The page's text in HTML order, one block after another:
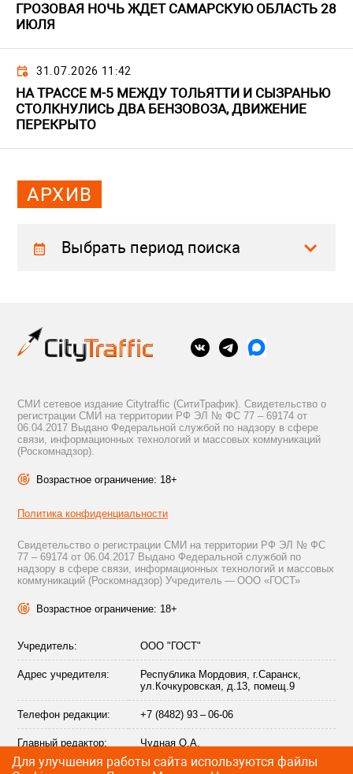
ГРОЗОВАЯ НОЧЬ ЖДЕТ САМАРСКУЮ ОБЛАСТЬ 28
ИЮЛЯ
31.07.2026 11:42
НА ТРАССЕ М-5 МЕЖДУ ТОЛЬЯТТИ И СЫЗРАНЬЮ
СТОЛКНУЛИСЬ ДВА БЕНЗОВОЗА, ДВИЖЕНИЕ
ПЕРЕКРЫТО
АРХИВ
Выбрать период поиска
СМИ сетевое издание Citytraffic (СитиТрафик). Свидетельство о
регистрации СМИ на территории РФ ЭЛ № ФС 77 – 69174 от
06.04.2017 Выдано Федеральной службой по надзору в сфере
связи, информационных технологий и массовых коммуникаций
(Роскомнадзор).
Возрастное ограничение: 18+
Политика конфиденциальности
Свидетельство о регистрации СМИ на территории РФ ЭЛ № ФС
77 – 69174 от 06.04.2017 Выдано Федеральной службой по
надзору в сфере связи, информационных технологий и массовых
коммуникаций (Роскомнадзор) Учредитель — ООО «ГОСТ»
Возрастное ограничение: 18+
Учредитель: ООО "ГОСТ"
Адрес учредителя:
Республика Мордовия, г.Саранск,
ул.Кочкуровская, д.13, помещ.9
Телефон редакции: +7 (8482) 93 – 06-06
Главный редактор: Чудная О.А.
Адрес электронной info@citytraffic.ru
Для улучшения работы сайта используются файлы